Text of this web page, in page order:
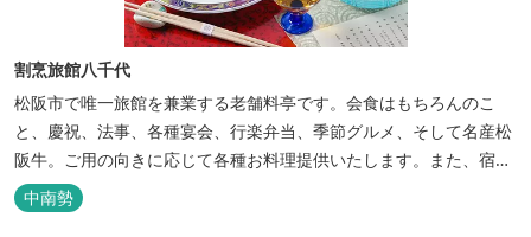
割烹旅館八千代
松阪市で唯一旅館を兼業する老舗料亭です。会食はもちろんのこ
と、慶祝、法事、各種宴会、行楽弁当、季節グルメ、そして名産松
阪牛。ご用の向きに応じて各種お料理提供いたします。また、宿泊
のご用もたまわります。 国登録有形文化財に選ばれた純木造建築で
昔風情をお楽しみください。
中南勢